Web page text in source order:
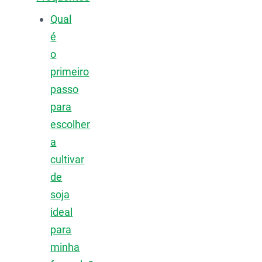
Qual
é
o
primeiro
passo
para
escolher
a
cultivar
de
soja
ideal
para
minha